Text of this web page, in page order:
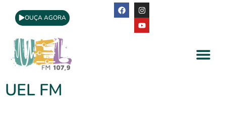
OUÇA AGORA
UEL FM